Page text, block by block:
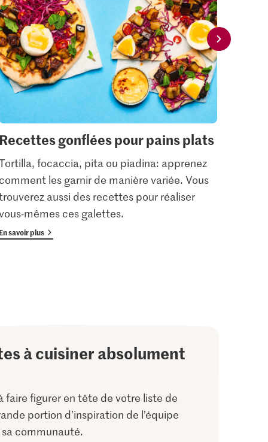
gonflées pour pains plats
focaccia, pita ou piadina: apprenez
les garnir de manière variée. Vous
aussi des recettes pour réaliser
mêmes ces galettes.
savoir plus
à cuisiner absolument
faire figurer en tête de votre liste de
portion d’inspiration de l’équipe
communauté.